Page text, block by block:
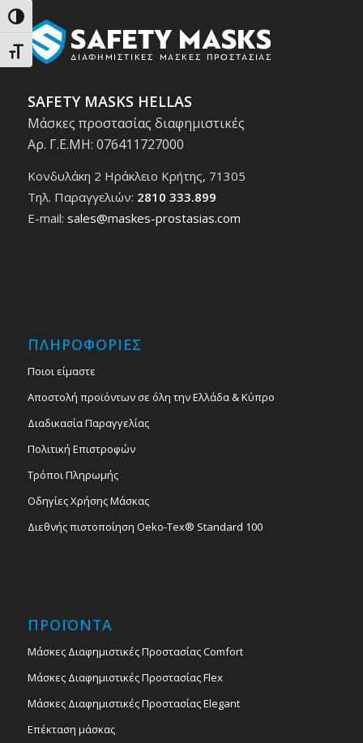
Εναλλαγή Υψηλής Αντίθεσης
Εναλλαγή Μεγέθους Γραμμάτων
SAFETY MASKS HELLAS
Μάσκες προστασίας διαφημιστικές
Αρ. Γ.Ε.ΜΗ: 076411727000
Κονδυλάκη 2 Ηράκλειο Κρήτης, 71305
Τηλ. Παραγγελιών: 2810 333.899
E-mail: sales@maskes-prostasias.com
ΠΛΗΡΟΦΟΡΙΕΣ
Ποιοι είμαστε
Αποστολή προϊόντων σε όλη την Ελλάδα & Κύπρο
Διαδικασία Παραγγελίας
Πολιτική Επιστροφών
Τρόποι Πληρωμής
Οδηγίες Χρήσης Μάσκας
Διεθνής πιστοποίηση Oeko-Tex® Standard 100
ΠΡΟΪΟΝΤΑ
Μάσκες Διαφημιστικές Προστασίας Comfort
Μάσκες Διαφημιστικές Προστασίας Flex
Μάσκες Διαφημιστικές Προστασίας Elegant
Επέκταση μάσκας